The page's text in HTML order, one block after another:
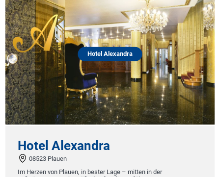
Hotel Alexandra
Hotel Alexandra
08523 Plauen
Im Herzen von Plauen, in bester Lage – mitten in der